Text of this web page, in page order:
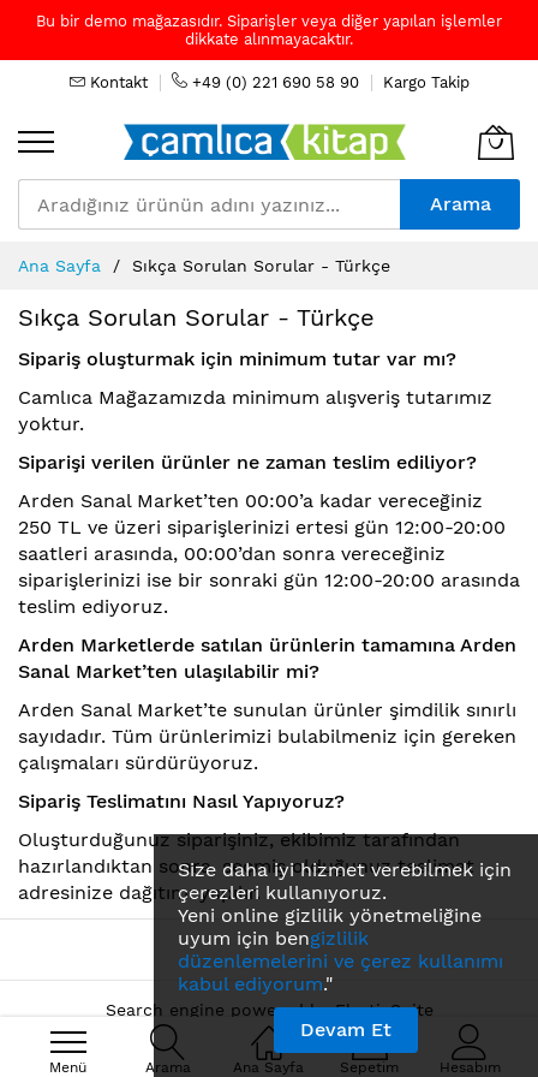
Bu bir demo mağazasıdır. Siparişler veya diğer yapılan işlemler
dikkate alınmayacaktır.
Size daha iyi hizmet verebilmek için
çerezleri kullanıyoruz.
Yeni online gizlilik yönetmeliğine
uyum için bengizlilik
düzenlemelerini ve çerez kullanımı
kabul ediyorum."
Devam Et
Kontakt +49 (0) 221 690 58 90 Kargo Takip
Arama
Menü Arama Ana Sayfa Sepetim Hesabım
to
Content
Ana Sayfa Sıkça Sorulan Sorular - Türkçe
Sıkça Sorulan Sorular - Türkçe
Sipariş oluşturmak için minimum tutar var mı?
Camlıca Mağazamızda minimum alışveriş tutarımız
yoktur.
Siparişi verilen ürünler ne zaman teslim ediliyor?
Arden Sanal Market’ten 00:00’a kadar vereceğiniz
250 TL ve üzeri siparişlerinizi ertesi gün 12:00-20:00
saatleri arasında, 00:00’dan sonra vereceğiniz
siparişlerinizi ise bir sonraki gün 12:00-20:00 arasında
teslim ediyoruz.
Arden Marketlerde satılan ürünlerin tamamına Arden
Sanal Market’ten ulaşılabilir mi?
Arden Sanal Market’te sunulan ürünler şimdilik sınırlı
sayıdadır. Tüm ürünlerimizi bulabilmeniz için gereken
çalışmaları sürdürüyoruz.
Sipariş Teslimatını Nasıl Yapıyoruz?
Oluşturduğunuz siparişiniz, ekibimiz tarafından
hazırlandıktan sonra, seçmiş olduğunuz teslimat
adresinize dağıtımı yapılır.
Search engine powered byElasticSuite